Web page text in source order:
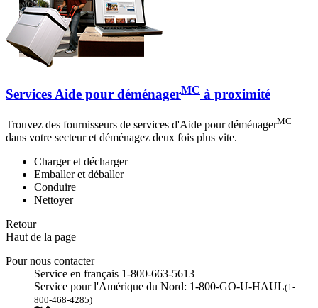
Services Aide pour déménagerMC à proximité
Trouvez des fournisseurs de services d'Aide pour déménagerMC
dans votre secteur et déménagez deux fois plus vite.
Charger et décharger
Emballer et déballer
Conduire
Nettoyer
Retour
Haut de la page
Pour nous contacter
Service en français 1-800-663-5613
Service pour l'Amérique du Nord: 1-800-GO-U-HAUL(1-
800-468-4285)